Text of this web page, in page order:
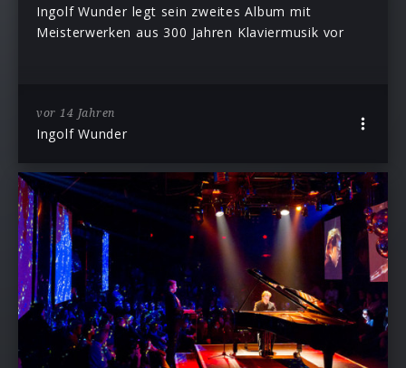
Ingolf Wunder legt sein zweites Album mit
Meisterwerken aus 300 Jahren Klaviermusik vor
vor 14 Jahren
Ingolf Wunder